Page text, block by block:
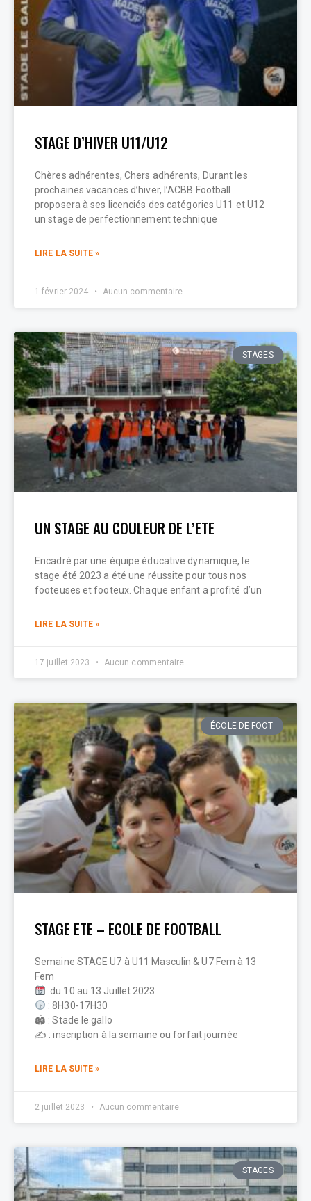
STAGE D’HIVER U11/U12
Chères adhérentes, Chers adhérents, Durant les
prochaines vacances d’hiver, l’ACBB Football
proposera à ses licenciés des catégories U11 et U12
un stage de perfectionnement technique
LIRE LA SUITE »
1 février 2024 Aucun commentaire
STAGES
UN STAGE AU COULEUR DE L’ETE
Encadré par une équipe éducative dynamique, le
stage été 2023 a été une réussite pour tous nos
footeuses et footeux. Chaque enfant a profité d’un
LIRE LA SUITE »
17 juillet 2023 Aucun commentaire
ÉCOLE DE FOOT
STAGE ETE – ECOLE DE FOOTBALL
Semaine STAGE U7 à U11 Masculin & U7 Fem à 13
Fem
:du 10 au 13 Juillet 2023
: 8H30-17H30
🏟 : Stade le gallo
✍️ : inscription à la semaine ou forfait journée
LIRE LA SUITE »
2 juillet 2023 Aucun commentaire
STAGES